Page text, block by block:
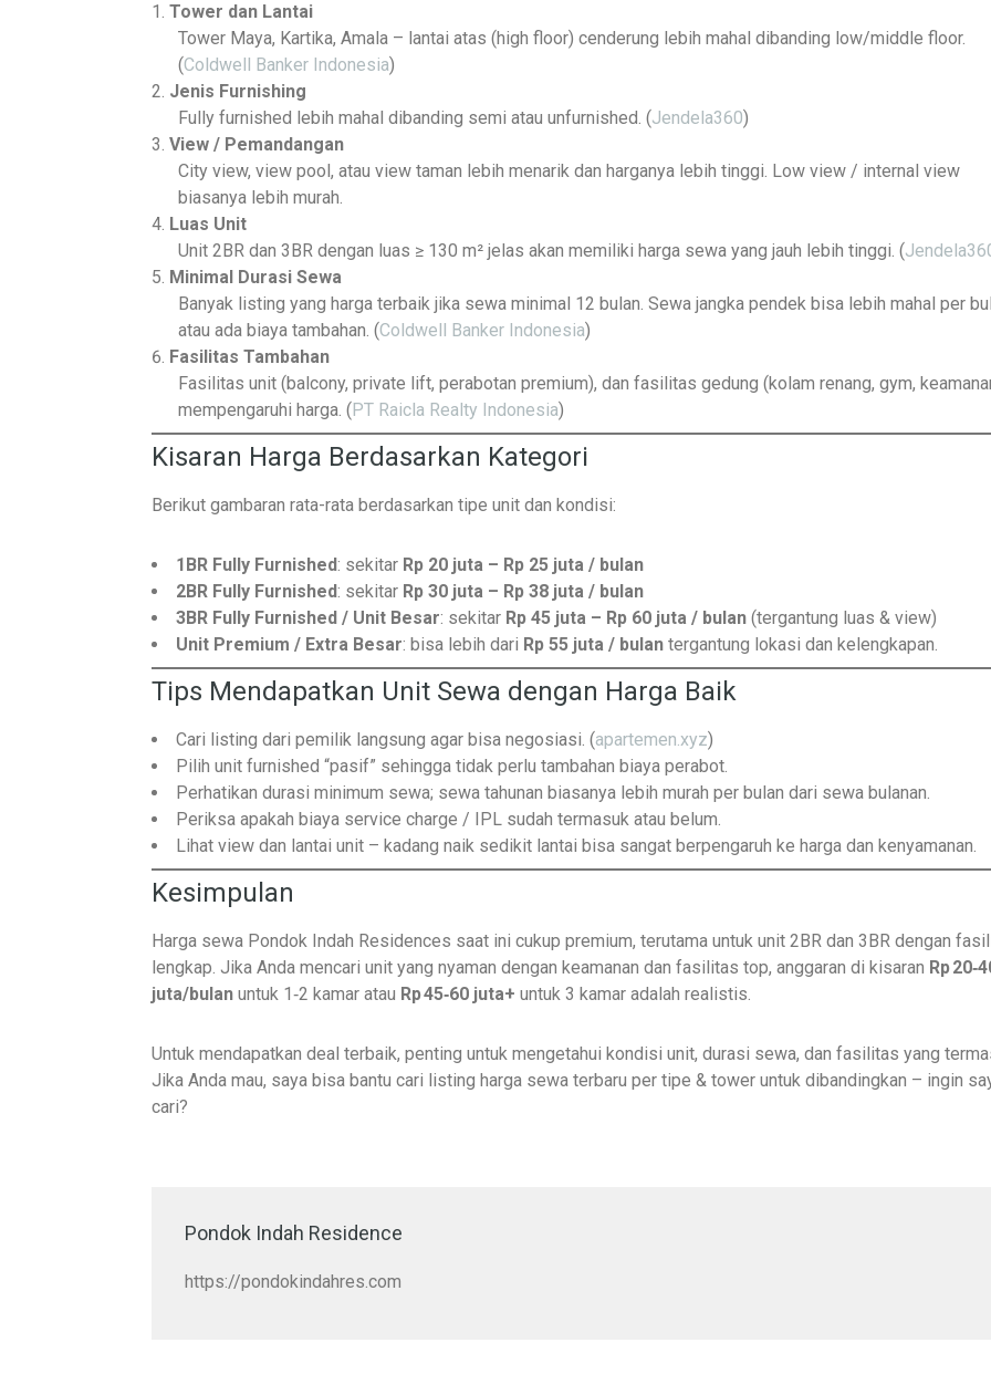
Tower dan Lantai
Tower Maya, Kartika, Amala – lantai atas (high floor) cenderung lebih mahal dibanding low/middle floor.
(Coldwell Banker Indonesia)
Jenis Furnishing
Fully furnished lebih mahal dibanding semi atau unfurnished. (Jendela360)
View / Pemandangan
City view, view pool, atau view taman lebih menarik dan harganya lebih tinggi. Low view / internal view
biasanya lebih murah.
Luas Unit
Unit 2BR dan 3BR dengan luas ≥ 130 m² jelas akan memiliki harga sewa yang jauh lebih tinggi. (
Minimal Durasi Sewa
Banyak listing yang harga terbaik jika sewa minimal 12 bulan. Sewa jangka pendek bisa lebih mahal per
atau ada biaya tambahan. (Coldwell Banker Indonesia)
Fasilitas Tambahan
Fasilitas unit (balcony, private lift, perabotan premium), dan fasilitas gedung (kolam renang, gym,
mempengaruhi harga. (PT Raicla Realty Indonesia)
Kisaran Harga Berdasarkan Kategori
Berikut gambaran rata-rata berdasarkan tipe unit dan kondisi:
1BR Fully Furnished: sekitar Rp 20 juta – Rp 25 juta / bulan
2BR Fully Furnished: sekitar Rp 30 juta – Rp 38 juta / bulan
3BR Fully Furnished / Unit Besar: sekitar Rp 45 juta – Rp 60 juta / bulan (tergantung luas & view)
Unit Premium / Extra Besar: bisa lebih dari Rp 55 juta / bulan tergantung lokasi dan kelengkapan.
Tips Mendapatkan Unit Sewa dengan Harga Baik
Cari listing dari pemilik langsung agar bisa negosiasi. (apartemen.xyz)
Pilih unit furnished “pasif” sehingga tidak perlu tambahan biaya perabot.
Perhatikan durasi minimum sewa; sewa tahunan biasanya lebih murah per bulan dari sewa bulanan.
Periksa apakah biaya service charge / IPL sudah termasuk atau belum.
Lihat view dan lantai unit – kadang naik sedikit lantai bisa sangat berpengaruh ke harga dan kenyamanan.
Kesimpulan
Harga sewa Pondok Indah Residences saat ini cukup premium, terutama untuk unit 2BR dan 3BR dengan
lengkap. Jika Anda mencari unit yang nyaman dengan keamanan dan fasilitas top, anggaran di kisaran Rp
juta/bulan untuk 1‑2 kamar atau Rp 45‑60 juta+ untuk 3 kamar adalah realistis.
Untuk mendapatkan deal terbaik, penting untuk mengetahui kondisi unit, durasi sewa, dan fasilitas yang
Jika Anda mau, saya bisa bantu cari listing harga sewa terbaru per tipe & tower untuk dibandingkan – ingin
cari?
Pondok Indah Residence
https://pondokindahres.com